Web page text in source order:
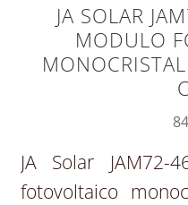
JA SOLAR
MODULO
JA Solar JAM72-
fotovoltaico